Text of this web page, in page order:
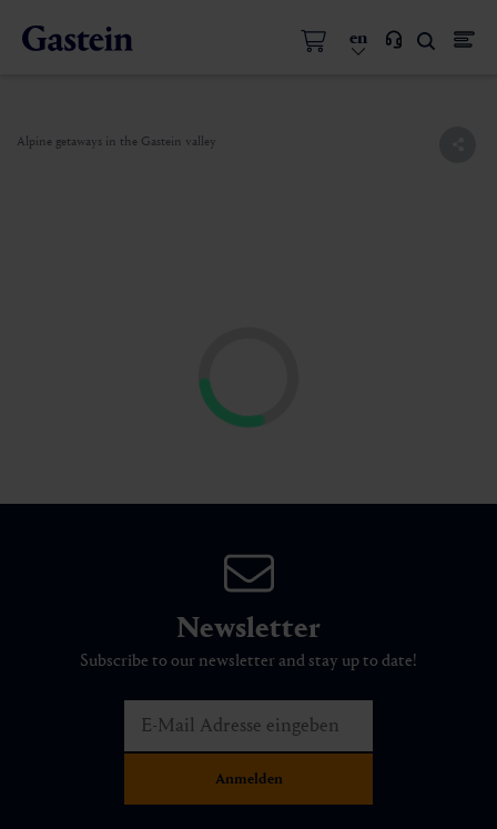
en
Alpine getaways in the Gastein valley
Newsletter
Subscribe to our newsletter and stay up to date!